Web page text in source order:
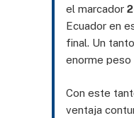
el marcador
Ecuador en
final. Un
enorme peso
Con este
ventaja